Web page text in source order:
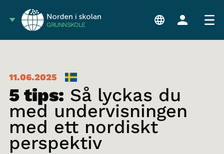
GRUNNSKOLE
11.06.2025
5 tips: Så lyckas du
med undervisningen
med ett nordiskt
perspektiv